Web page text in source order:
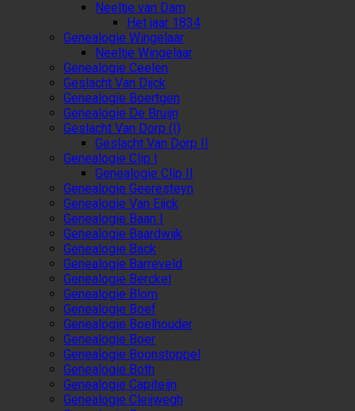
Neeltje van Dam
Het jaar 1834
Genealogie Wingelaar
Neeltje Wingelaar
Genealogie Ceelen
Geslacht Van Dijck
Genealogie Boertgen
Genealogie De Bruijn
Geslacht Van Dorp (I)
Geslacht Van Dorp II
Genealogie Clip I
Genealogie Clip II
Genealogie Geeresteyn
Genealogie Van Eijck
Genealogie Baan I
Genealogie Baardwijk
Genealogie Back
Genealogie Barreveld
Genealogie Berckel
Genealogie Blom
Genealogie Boef
Genealogie Boelhouder
Genealogie Boer
Genealogie Boonstoppel
Genealogie Both
Genealogie Capiteijn
Genealogie Cleijwegh